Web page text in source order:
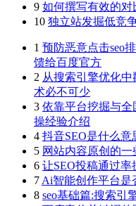
9 如何撰写有效的
10 独立站发掘低竞
1 预防恶意点击seo
馈给百度官方
2 从搜索引擎优化
术必不可少
3 依靠平台挖掘与全
操经验介绍
4 抖音SEO是什么意
5 网站内容原创的一
6 让SEO投稿通过率
7 Ai智能创作平台是
8 seo基础篇:搜索引